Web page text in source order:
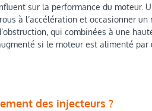
sur la performance du moteur.
à l’accélération et occasionner
qui combinées à une
si le moteur est alimenté par
des injecteurs ?